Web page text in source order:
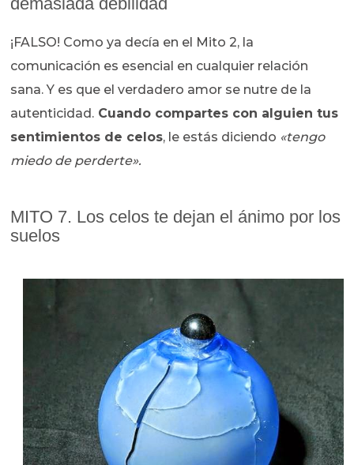
¡FALSO! Como ya decía en el Mito 2, la
comunicación es esencial en cualquier relación
sana. Y es que el verdadero amor se nutre de la
autenticidad. Cuando compartes con alguien tus
sentimientos de celos, le estás diciendo «tengo
miedo de perderte».
MITO 7. Los celos te dejan el ánimo por los
suelos